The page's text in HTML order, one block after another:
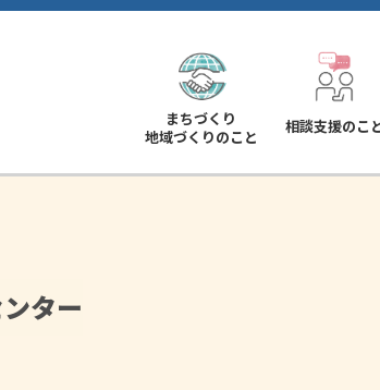
まちづくり
地域づくりのこと
相談支援のこ
ター